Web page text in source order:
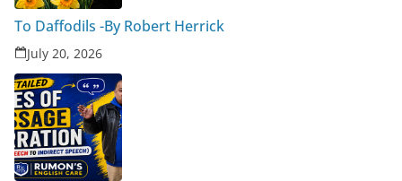
To Daffodils -By Robert Herrick
July 20, 2026